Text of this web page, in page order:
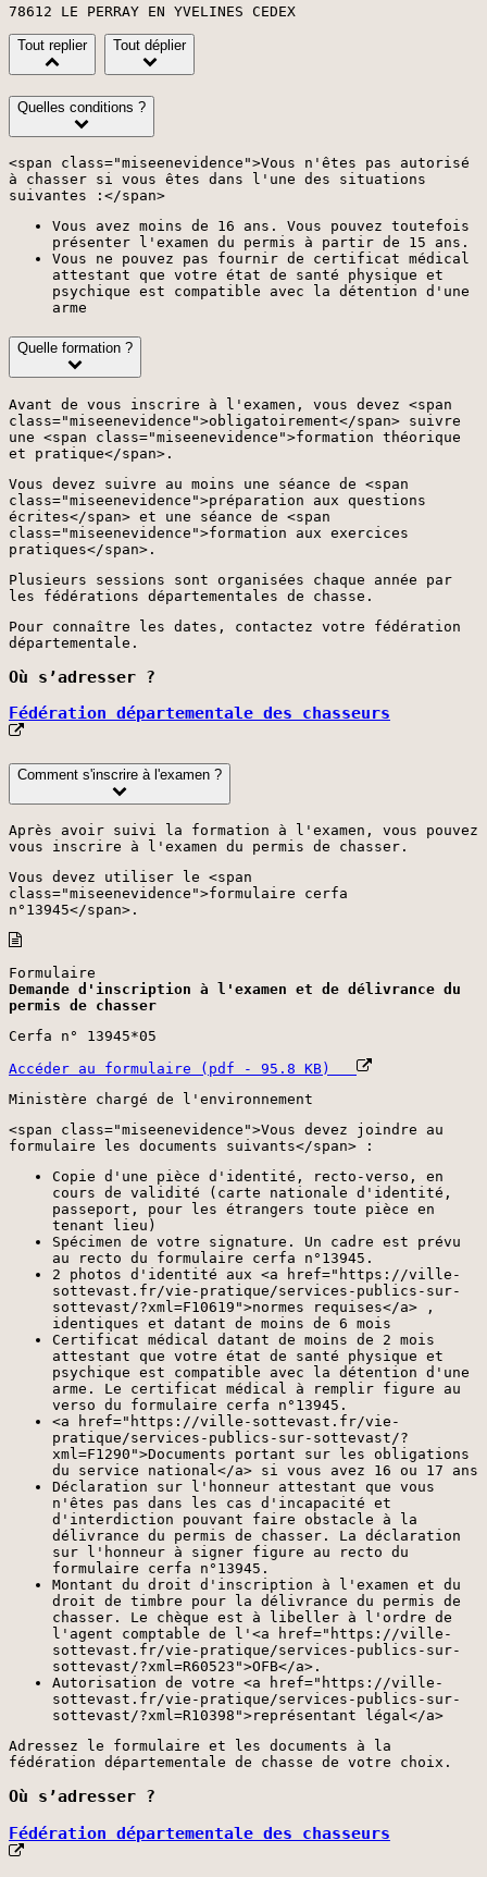
78612 LE PERRAY EN YVELINES CEDEX
Tout replier Tout déplier
Quelles conditions ?
<span class="miseenevidence">Vous n'êtes pas autorisé
à chasser si vous êtes dans l'une des situations
suivantes :</span>
Vous avez moins de 16 ans. Vous pouvez toutefois
présenter l'examen du permis à partir de 15 ans.
Vous ne pouvez pas fournir de certificat médical
attestant que votre état de santé physique et
psychique est compatible avec la détention d'une
arme
Quelle formation ?
Avant de vous inscrire à l'examen, vous devez <span
class="miseenevidence">obligatoirement</span> suivre
une <span class="miseenevidence">formation théorique
et pratique</span>.
Vous devez suivre au moins une séance de <span
class="miseenevidence">préparation aux questions
écrites</span> et une séance de <span
class="miseenevidence">formation aux exercices
pratiques</span>.
Plusieurs sessions sont organisées chaque année par
les fédérations départementales de chasse.
Pour connaître les dates, contactez votre fédération
départementale.
Où s’adresser ?
Fédération départementale des chasseurs
Comment s'inscrire à l'examen ?
Après avoir suivi la formation à l'examen, vous pouvez
vous inscrire à l'examen du permis de chasser.
Vous devez utiliser le <span
class="miseenevidence">formulaire cerfa
n°13945</span>.
Formulaire
Demande d'inscription à l'examen et de délivrance du
permis de chasser
Cerfa n° 13945*05
Accéder au formulaire (pdf - 95.8 KB)
Ministère chargé de l'environnement
<span class="miseenevidence">Vous devez joindre au
formulaire les documents suivants</span> :
Copie d'une pièce d'identité, recto-verso, en
cours de validité (carte nationale d'identité,
passeport, pour les étrangers toute pièce en
tenant lieu)
Spécimen de votre signature. Un cadre est prévu
au recto du formulaire cerfa n°13945.
2 photos d'identité aux <a href="https://ville-
sottevast.fr/vie-pratique/services-publics-sur-
sottevast/?xml=F10619">normes requises</a> ,
identiques et datant de moins de 6 mois
Certificat médical datant de moins de 2 mois
attestant que votre état de santé physique et
psychique est compatible avec la détention d'une
arme. Le certificat médical à remplir figure au
verso du formulaire cerfa n°13945.
<a href="https://ville-sottevast.fr/vie-
pratique/services-publics-sur-sottevast/?
xml=F1290">Documents portant sur les obligations
du service national</a> si vous avez 16 ou 17 ans
Déclaration sur l'honneur attestant que vous
n'êtes pas dans les cas d'incapacité et
d'interdiction pouvant faire obstacle à la
délivrance du permis de chasser. La déclaration
sur l'honneur à signer figure au recto du
formulaire cerfa n°13945.
Montant du droit d'inscription à l'examen et du
droit de timbre pour la délivrance du permis de
chasser. Le chèque est à libeller à l'ordre de
l'agent comptable de l'<a href="https://ville-
sottevast.fr/vie-pratique/services-publics-sur-
sottevast/?xml=R60523">OFB</a>.
Autorisation de votre <a href="https://ville-
sottevast.fr/vie-pratique/services-publics-sur-
sottevast/?xml=R10398">représentant légal</a>
Adressez le formulaire et les documents à la
fédération départementale de chasse de votre choix.
Où s’adresser ?
Fédération départementale des chasseurs